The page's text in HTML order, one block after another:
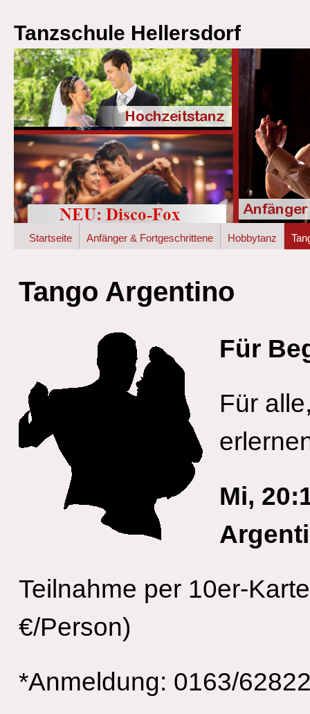
Tanzschule Hellersdorf
Startseite Anfänger & Fortgeschrittene Hobbytanz
Tango Argentino
Für
Für
Mi,
Teilnahme per 10er-
€/Person)
*Anmeldung: 0163/